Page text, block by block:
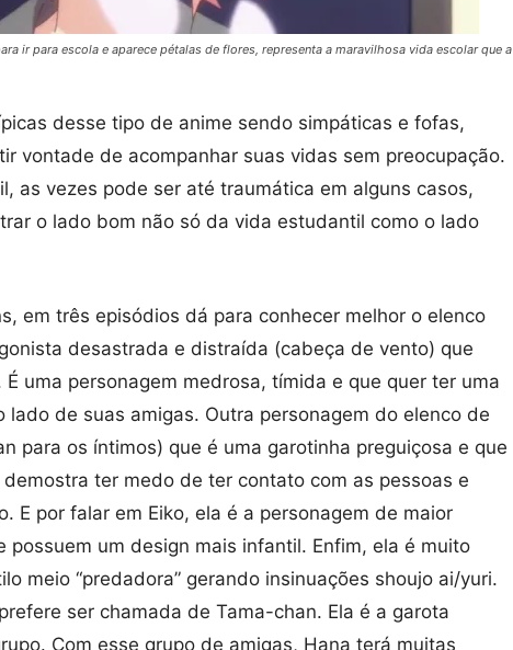
ir para escola e aparece pétalas de flores, representa a maravilhosa vida escolar que a
desse tipo de anime sendo simpáticas e fofas,
vontade de acompanhar suas vidas sem preocupação.
as vezes pode ser até traumática em alguns casos,
o lado bom não só da vida estudantil como o lado
em três episódios dá para conhecer melhor o elenco
desastrada e distraída (cabeça de vento) que
uma personagem medrosa, tímida e que quer ter uma
de suas amigas. Outra personagem do elenco de
para os íntimos) que é uma garotinha preguiçosa e que
ter medo de ter contato com as pessoas e
E por falar em Eiko, ela é a personagem de maior
possuem um design mais infantil. Enfim, ela é muito
meio “predadora” gerando insinuações shoujo ai/yuri.
ser chamada de Tama-chan. Ela é a garota
Com esse grupo de amigas, Hana terá muitas